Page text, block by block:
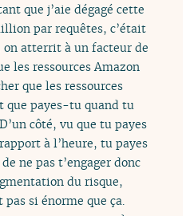
que j’aie dégagé cette
par requêtes, c’était
atterrit à un facteur de
les ressources Amazon
que les ressources
que payes-tu quand tu
côté, vu que tu payes
à l’heure, tu payes
ne pas t’engager donc
du risque,
si énorme que ça.